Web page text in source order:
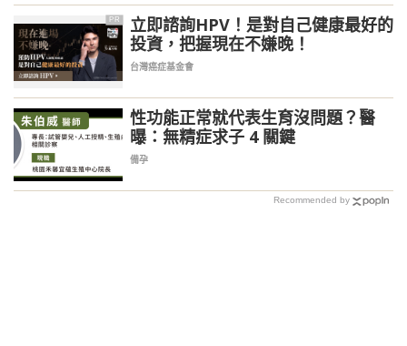
PR
立即諮詢HPV！是對自己健康最好的
投資，把握現在不嫌晚！
台灣癌症基金會
性功能正常就代表生育沒問題？醫
曝：無精症求子 4 關鍵
備孕
Recommended by